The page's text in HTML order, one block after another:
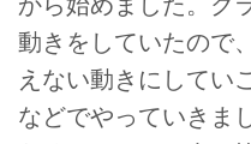
から始めました。ク
動きをしていたので
えない動きにしてい
などでやっていきま